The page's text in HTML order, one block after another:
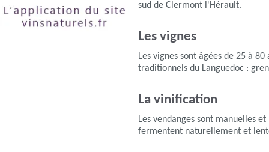
sud de Clermont l'Hérault.
Les vignes
Les vignes sont âgées de 25 à
traditionnels du Languedoc :
La vinification
Les vendanges sont manuelles
fermentent naturellement et